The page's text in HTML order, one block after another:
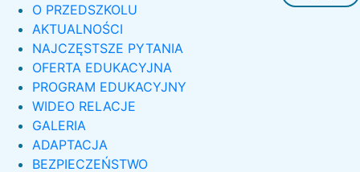
O PRZEDSZKOLU
AKTUALNOŚCI
NAJCZĘSTSZE PYTANIA
OFERTA EDUKACYJNA
PROGRAM EDUKACYJNY
WIDEO RELACJE
GALERIA
ADAPTACJA
BEZPIECZEŃSTWO